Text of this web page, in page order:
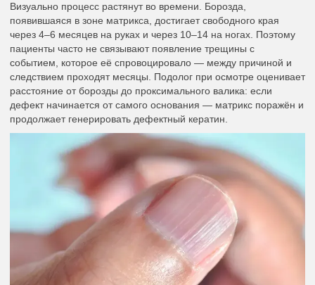
Визуально процесс растянут во времени. Борозда,
появившаяся в зоне матрикса, достигает свободного края
через 4–6 месяцев на руках и через 10–14 на ногах. Поэтому
пациенты часто не связывают появление трещины с
событием, которое её спровоцировало — между причиной и
следствием проходят месяцы. Подолог при осмотре оценивает
расстояние от борозды до проксимального валика: если
дефект начинается от самого основания — матрикс поражён и
продолжает генерировать дефектный кератин.